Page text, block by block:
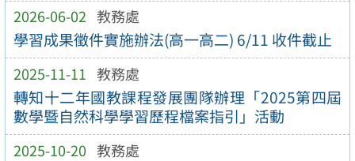
2026-06-02 教務處
學習成果徵件實施辦法(高一高二) 6/11 收件截止
2025-11-11 教務處
轉知十二年國教課程發展團隊辦理「2025第四屆
數學暨自然科學學習歷程檔案指引」活動
2025-10-20 教務處